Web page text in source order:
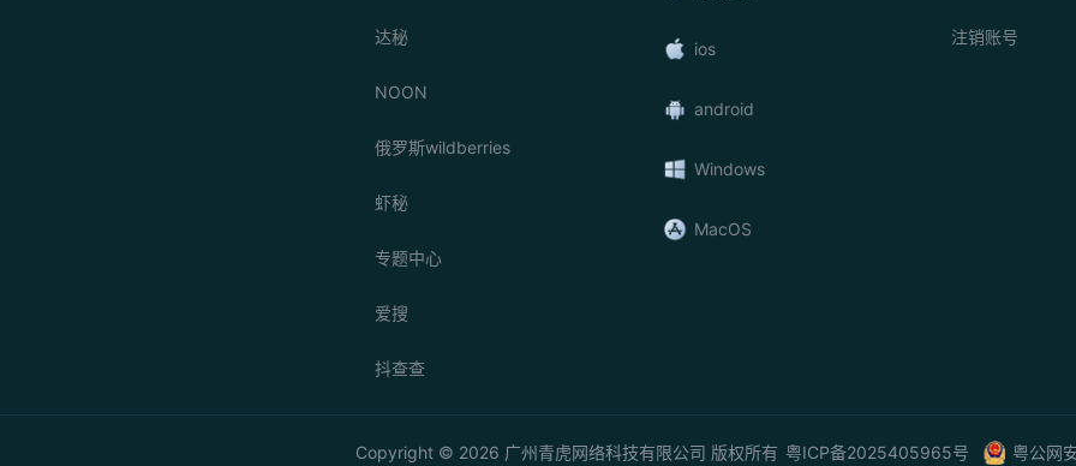
达秘
NOON
俄罗斯wildberries
虾秘
专题中心
爱搜
抖查查
ios
android
Windows
MacOS
注销账号
Copyright © 2026 广州青虎网络科技有限公司 版权所有 粤ICP备2025405965号 粤公网